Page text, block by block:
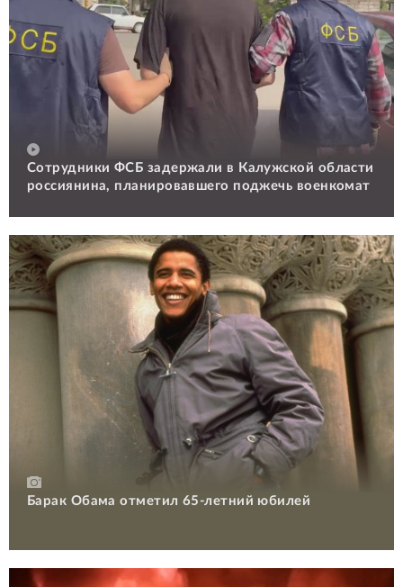
Сотрудники ФСБ задержали в Калужской области
россиянина, планировавшего поджечь военкомат
Барак Обама отметил 65-летний юбилей